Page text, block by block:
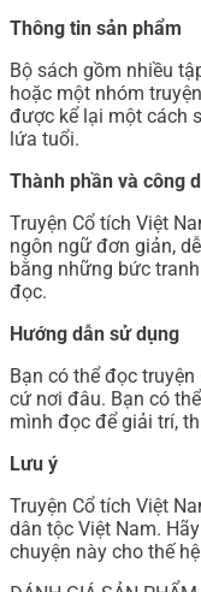
Thông tin sản phẩm
Bộ sách gồm nhiều
hoặc một nhóm
được kể lại một cách
lứa tuổi.
Thành phần và công
Truyện Cổ tích Việt
ngôn ngữ đơn giản,
bằng những bức
đọc.
Hướng dẫn sử dụng
Bạn có thể đọc
cứ nơi đâu. Bạn có
mình đọc để giải trí,
Lưu ý
Truyện Cổ tích Việt
dân tộc Việt Nam.
chuyện này cho thế